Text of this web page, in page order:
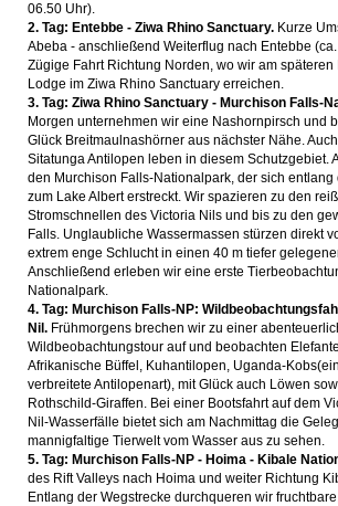
06.50 Uhr).
2. Tag: Entebbe - Ziwa Rhino Sanctuary. Kurze
Abeba - anschließend Weiterflug nach Entebbe
Zügige Fahrt Richtung Norden, wo wir am späteren
Lodge im Ziwa Rhino Sanctuary erreichen.
3. Tag: Ziwa Rhino Sanctuary - Murchison Falls-
Morgen unternehmen wir eine Nashornpirsch und
Glück Breitmaulnashörner aus nächster Nähe.
Sitatunga Antilopen leben in diesem Schutzgebiet.
den Murchison Falls-Nationalpark, der sich
zum Lake Albert erstreckt. Wir spazieren zu den
Stromschnellen des Victoria Nils und bis zu den
Falls. Unglaubliche Wassermassen stürzen direkt
extrem enge Schlucht in einen 40 m tiefer
Anschließend erleben wir eine erste
Nationalpark.
4. Tag: Murchison Falls-NP:
Nil. Frühmorgens brechen wir zu einer
Wildbeobachtungstour auf und beobachten
Afrikanische Büffel, Kuhantilopen, Uganda-
verbreitete Antilopenart), mit Glück auch Löwen
Rothschild-Giraffen. Bei einer Bootsfahrt auf dem
Nil-Wasserfälle bietet sich am Nachmittag die
mannigfaltige Tierwelt vom Wasser aus zu sehen.
5. Tag: Murchison Falls-NP - Hoima - Kibale
des Rift Valleys nach Hoima und weiter Richtung
Entlang der Wegstrecke durchqueren wir